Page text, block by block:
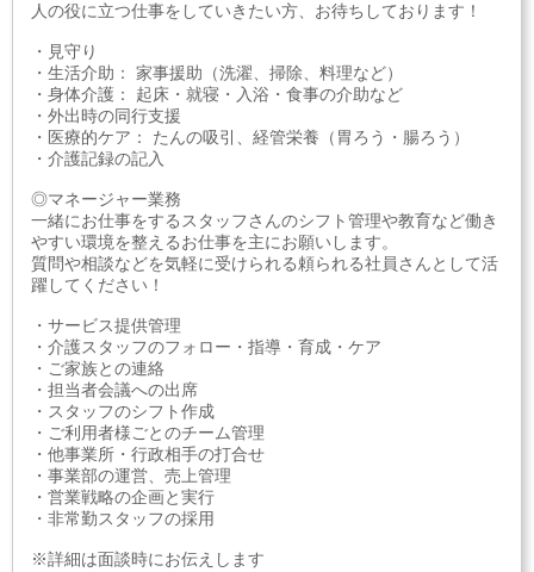
人の役に立つ仕事をしていきたい方、お待ちしております！
・見守り
・生活介助： 家事援助（洗濯、掃除、料理など）
・身体介護： 起床・就寝・入浴・食事の介助など
・外出時の同行支援
・医療的ケア： たんの吸引、経管栄養（胃ろう・腸ろう）
・介護記録の記入
◎マネージャー業務
一緒にお仕事をするスタッフさんのシフト管理や教育など働き
やすい環境を整えるお仕事を主にお願いします。
質問や相談などを気軽に受けられる頼られる社員さんとして活
躍してください！
・サービス提供管理
・介護スタッフのフォロー・指導・育成・ケア
・ご家族との連絡
・担当者会議への出席
・スタッフのシフト作成
・ご利用者様ごとのチーム管理
・他事業所・行政相手の打合せ
・事業部の運営、売上管理
・営業戦略の企画と実行
・非常勤スタッフの採用
※詳細は面談時にお伝えします